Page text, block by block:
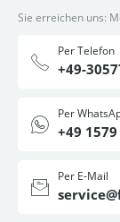
Sie erreichen uns:
Per Telefon
+49-
Per
+49
Per E-Mail